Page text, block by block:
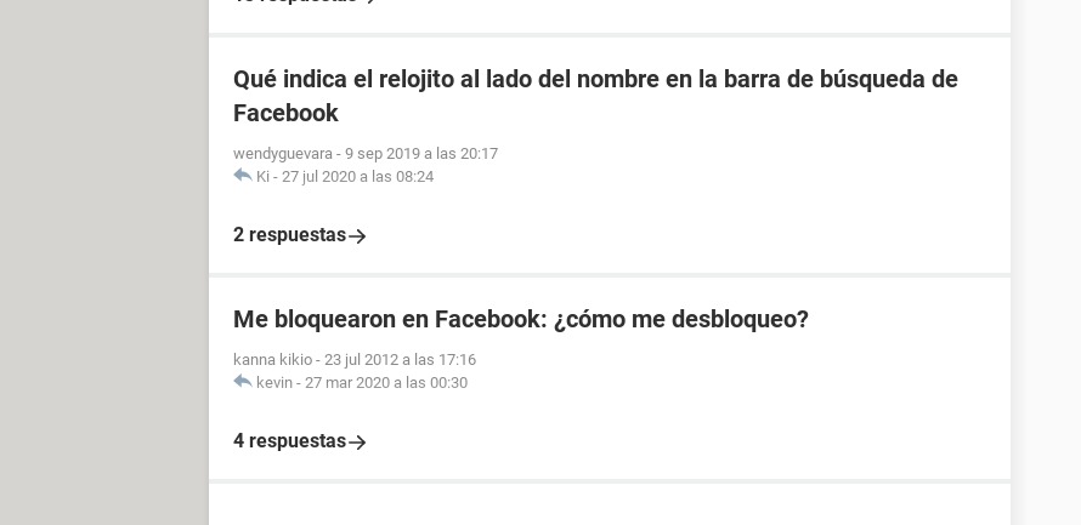
Qué indica el relojito al lado del nombre en la barra de búsqueda de
Facebook
wendyguevara - 9 sep 2019 a las 20:17
Ki - 27 jul 2020 a las 08:24
2 respuestas
Me bloquearon en Facebook: ¿cómo me desbloqueo?
kanna kikio - 23 jul 2012 a las 17:16
kevin - 27 mar 2020 a las 00:30
4 respuestas